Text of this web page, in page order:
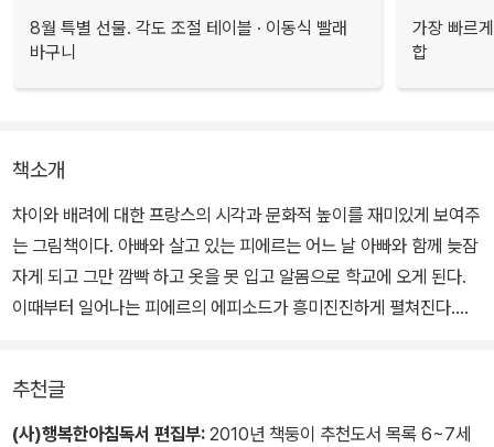
8월 특별 선물. 각도 조절 테이블 · 이동식 빨래
바구니
가장 빠르
합
책소개
차이와 배려에 대한 프랑스의 시각과 문화적 높이를 재미있게 보여주
는 그림책이다. 아빠와 살고 있는 피에르는 어느 날 아빠와 함께 늦잠
자게 되고 그만 깜빡 하고 옷을 못 입고 알몸으로 학교에 오게 된다.
이때부터 일어나는 피에르의 에피소드가 흥미진진하게 펼쳐진다.
피하여 선뜻 학교 문을 들어서지 못한다. 하지만 아무도 피에르의 알
몸을 놀리지 않는다. 친구들은 약간 당황하면서도 자연스럽게 인사한
추천글
(사)행복한아침독서 편집부: 2010년 책둥이 추천도서 목록 6~7세